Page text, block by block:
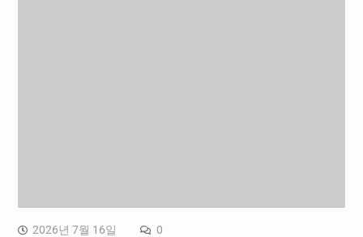
2026년 7월 16일 0